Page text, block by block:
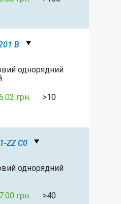
B
однорядний
грн. >10
ZZ C0
однорядний
грн. >40